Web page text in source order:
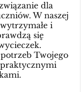
dla
W naszej
i
się
Twojego